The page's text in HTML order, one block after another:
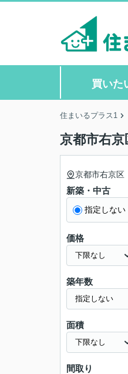
買いた
住まいるプラス1
京都市右
京都市右京区
新築・中古
指定しない
価格
築年数
面積
間取り